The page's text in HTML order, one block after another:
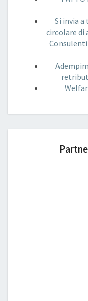
Si invia
circolare di